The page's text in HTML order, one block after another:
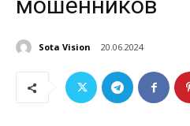
Sota Vision 20.06.2024